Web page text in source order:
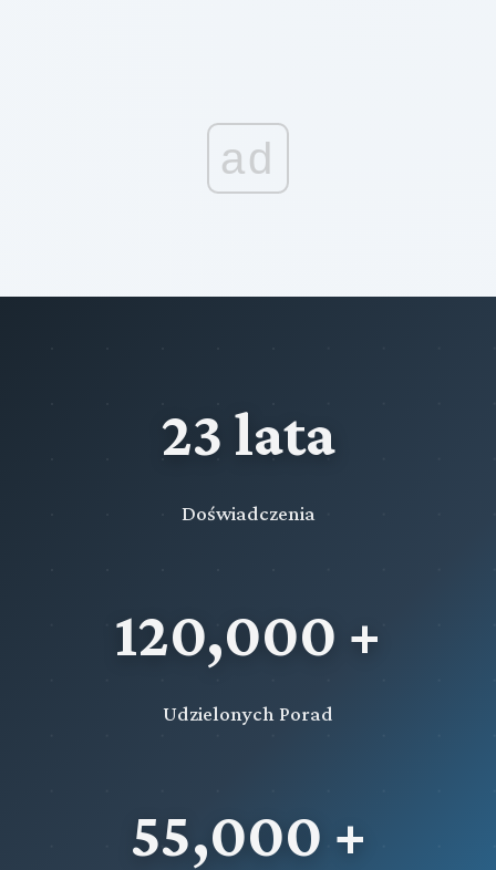
ad
23 lata
Doświadczenia
120,000 +
Udzielonych Porad
55,000 +